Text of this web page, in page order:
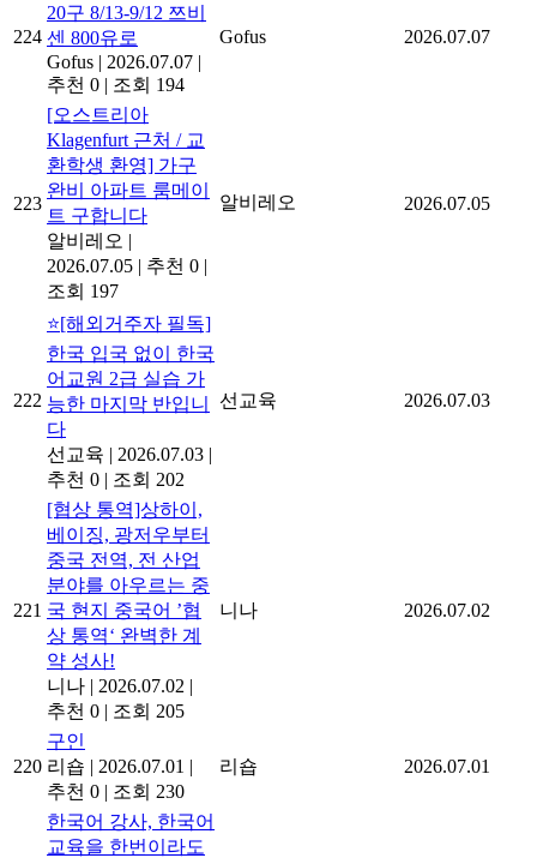
224
20구 8/13-9/12 쯔비
센 800유로
Gofus | 2026.07.07 |
추천 0 | 조회 194
Gofus 2026.07.07
223
[오스트리아
Klagenfurt 근처 / 교
환학생 환영] 가구
완비 아파트 룸메이
트 구합니다
알비레오 |
2026.07.05 | 추천 0 |
조회 197
알비레오 2026.07.05
222
⭐[해외거주자 필독]
한국 입국 없이 한국
어교원 2급 실습 가
능한 마지막 반입니
다
선교육 | 2026.07.03 |
추천 0 | 조회 202
선교육 2026.07.03
221
[협상 통역]상하이,
베이징, 광저우부터
중국 전역, 전 산업
분야를 아우르는 중
국 현지 중국어 ’협
상 통역‘ 완벽한 계
약 성사!
니나 | 2026.07.02 |
추천 0 | 조회 205
니나 2026.07.02
220
구인
리숍 | 2026.07.01 |
추천 0 | 조회 230
리숍 2026.07.01
한국어 강사, 한국어
교육을 한번이라도